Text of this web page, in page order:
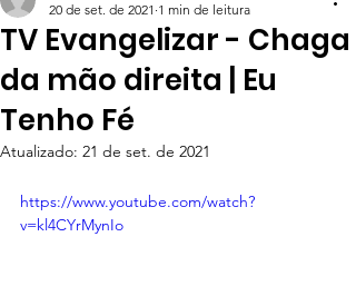
TV Evangelizar - Chaga
da mão direita | Eu
Tenho Fé
20 de set. de 2021 1 min de leitura
Atualizado: 21 de set. de 2021
https://www.youtube.com/watch?
v=kl4CYrMynIo